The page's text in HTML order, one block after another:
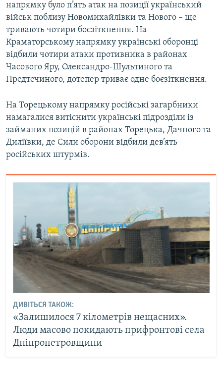
напрямку було п’ять атак на позиції український
військ поблизу Новомихайлівки та Нового – ще
тривають чотири боєзіткнення. На
Краматорському напрямку українські оборонці
відбили чотири атаки противника в районах
Часового Яру, Олександро-Шультиного та
Предтечиного, дотепер триває одне боєзіткнення.
На Торецькому напрямку російські загарбники
намагалися витіснити українські підрозділи із
займаних позицій в районах Торецька, Дачного та
Диліївки, де Сили оборони відбили дев’ять
російських штурмів.
ДИВІТЬСЯ ТАКОЖ:
«Залишилося 7 кілометрів нещасних».
Люди масово покидають прифронтові села
Дніпропетровщини